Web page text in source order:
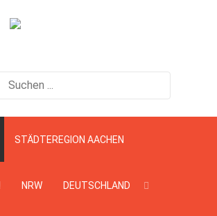
STÄDTEREGION AACHEN
NRW DEUTSCHLAND